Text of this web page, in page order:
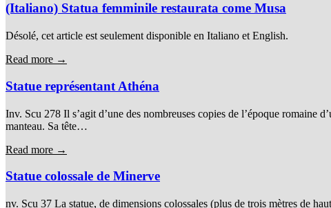
(Italiano) Statua femminile restaurata come Musa
Désolé, cet article est seulement disponible en Italiano et English.
Read more →
Statue représentant Athéna
Inv. Scu 278 Il s’agit d’une des nombreuses copies de l’époque romaine
manteau. Sa tête…
Read more →
Statue colossale de Minerve
nv. Scu 37 La statue, de dimensions colossales (plus de trois mètres de